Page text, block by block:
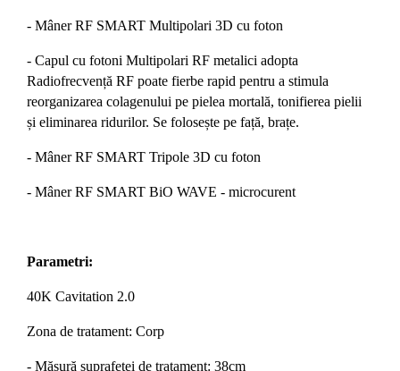
- Mâner RF SMART Multipolari 3D cu foton
- Capul cu fotoni Multipolari RF metalici adopta
Radiofrecvență RF poate fierbe rapid pentru a stimula
reorganizarea colagenului pe pielea mortală, tonifierea pielii
și eliminarea ridurilor. Se folosește pe față, brațe.
- Mâner RF SMART Tripole 3D cu foton
- Mâner RF SMART BiO WAVE - microcurent
Parametri:
40K Cavitation 2.0
Zona de tratament: Corp
- Măsură suprafeței de tratament: 38cm